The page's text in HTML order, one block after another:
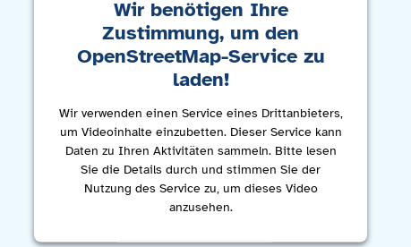
Wir benötigen Ihre
Zustimmung, um den
OpenStreetMap-Service zu
laden!
Wir verwenden einen Service eines Drittanbieters,
um Videoinhalte einzubetten. Dieser Service kann
Daten zu Ihren Aktivitäten sammeln. Bitte lesen
Sie die Details durch und stimmen Sie der
Nutzung des Service zu, um dieses Video
anzusehen.